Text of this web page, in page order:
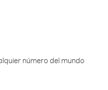
número del mundo